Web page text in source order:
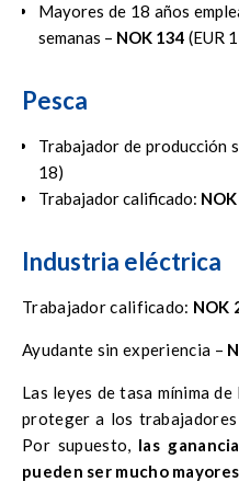
Mayores de 18 años
semanas – NOK 134 (EUR
Pesca
Trabajador de producción
18)
Trabajador calificado:
Industria eléctrica
Trabajador calificado: NOK
Ayudante sin experiencia –
Las leyes de tasa mínima
proteger a los trabajadores
Por supuesto, las
pueden ser mucho mayores